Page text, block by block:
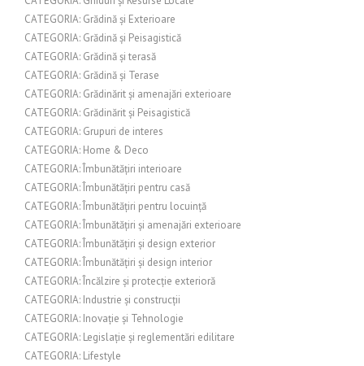
CATEGORIA: Grădină și Exterioare
CATEGORIA: Grădină și Peisagistică
CATEGORIA: Grădină și terasă
CATEGORIA: Grădină și Terase
CATEGORIA: Grădinărit și amenajări exterioare
CATEGORIA: Grădinărit și Peisagistică
CATEGORIA: Grupuri de interes
CATEGORIA: Home & Deco
CATEGORIA: Îmbunătățiri interioare
CATEGORIA: Îmbunătățiri pentru casă
CATEGORIA: Îmbunătățiri pentru locuință
CATEGORIA: Îmbunătățiri și amenajări exterioare
CATEGORIA: Îmbunătățiri și design exterior
CATEGORIA: Îmbunătățiri și design interior
CATEGORIA: Încălzire și protecție exterioră
CATEGORIA: Industrie și construcții
CATEGORIA: Inovație și Tehnologie
CATEGORIA: Legislație și reglementări edilitare
CATEGORIA: Lifestyle